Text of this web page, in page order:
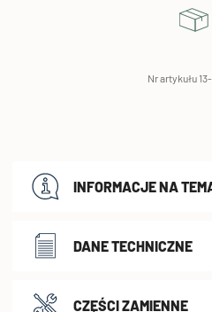
Nr artykułu
INFORMACJE NA
DANE TECHNICZNE
CZĘŚCI ZAMIENNE